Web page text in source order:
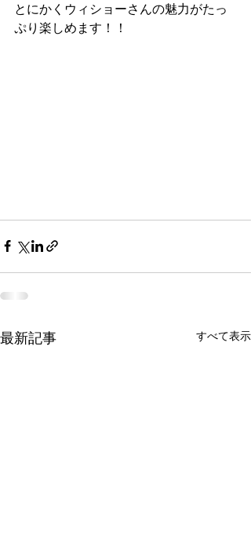
とにかくウィショーさんの魅力がたっ
ぷり楽しめます！！
最新記事 すべて表示